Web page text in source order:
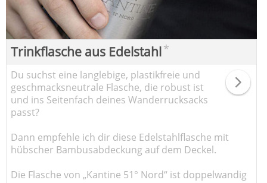
Trinkflasche aus Edelstahl*
Du suchst eine langlebige, plastikfreie und
geschmacksneutrale Flasche, die robust ist
und ins Seitenfach deines Wanderrucksacks
passt?
Dann empfehle ich dir diese Edelstahlflasche mit
hübscher Bambusabdeckung auf dem Deckel.
Die Flasche von „Kantine 51° Nord“ ist doppelwandig